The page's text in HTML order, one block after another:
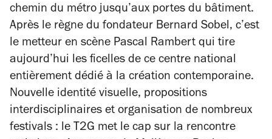
chemin du métro jusqu’aux portes du bâtiment.
Après le règne du fondateur Bernard Sobel, c’est
le metteur en scène Pascal Rambert qui tire
aujourd’hui les ficelles de ce centre national
entièrement dédié à la création contemporaine.
Nouvelle identité visuelle, propositions
interdisciplinaires et organisation de nombreux
festivals : le T2G met le cap sur la rencontre